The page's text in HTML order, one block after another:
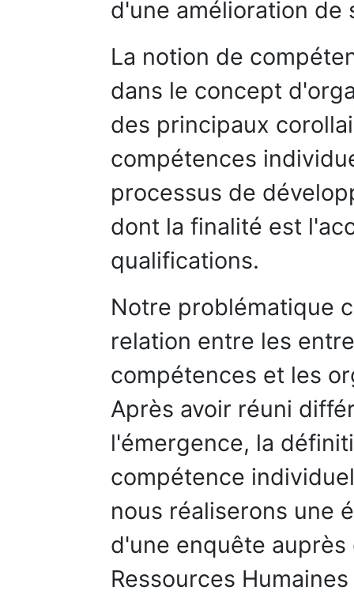
d'une amélioration de
La notion de
dans le concept
des principaux
compétences
processus de
dont la finalité est
qualifications.
Notre problématique
relation entre les
compétences et les
Après avoir réuni
l'émergence, la
compétence
nous réaliserons une
d'une enquête
Ressources